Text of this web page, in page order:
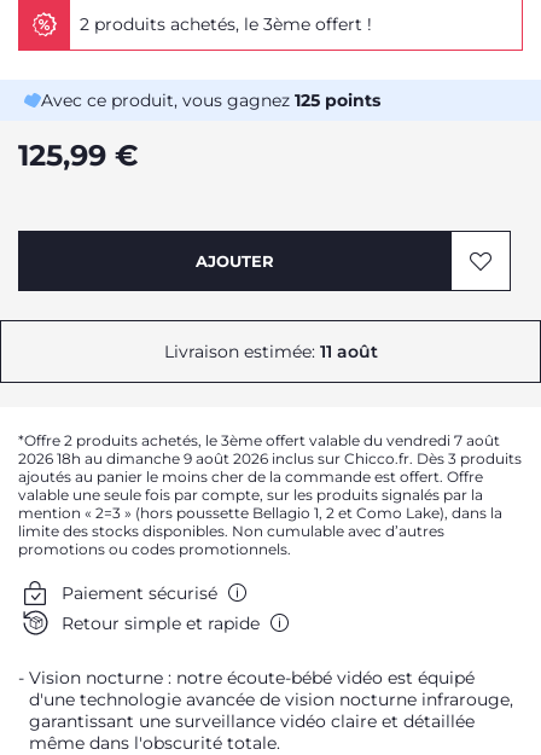
2 produits achetés, le 3ème offert !
Avec ce produit, vous gagnez 125 points
125,99 €
AJOUTER
Livraison estimée: 11 août
*Offre 2 produits achetés, le 3ème offert valable du vendredi 7 août
2026 18h au dimanche 9 août 2026 inclus sur Chicco.fr. Dès 3 produits
ajoutés au panier le moins cher de la commande est offert. Offre
valable une seule fois par compte, sur les produits signalés par la
mention « 2=3 » (hors poussette Bellagio 1, 2 et Como Lake), dans la
limite des stocks disponibles. Non cumulable avec d’autres
promotions ou codes promotionnels.
Paiement sécurisé
Retour simple et rapide
Vision nocturne : notre écoute-bébé vidéo est équipé
d'une technologie avancée de vision nocturne infrarouge,
garantissant une surveillance vidéo claire et détaillée
même dans l'obscurité totale.